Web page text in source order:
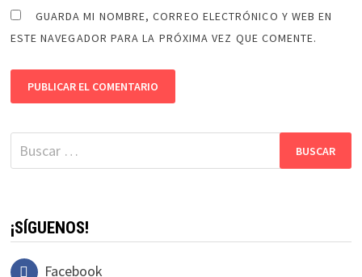
GUARDA MI NOMBRE, CORREO ELECTRÓNICO Y WEB EN
ESTE NAVEGADOR PARA LA PRÓXIMA VEZ QUE COMENTE.
Buscar:
¡SÍGUENOS!
Facebook